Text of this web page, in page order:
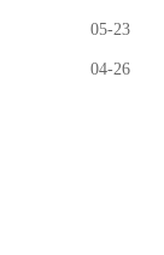
05-23
04-26